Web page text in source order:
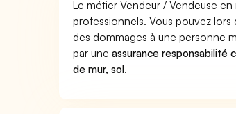
Le métier Vendeur / Vendeuse
professionnels. Vous pouvez
des dommages à une personne
par uneassurance responsabilité
de mur, sol.